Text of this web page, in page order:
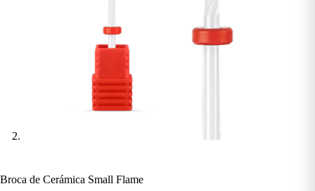
Broca de Cerámica Small Flame